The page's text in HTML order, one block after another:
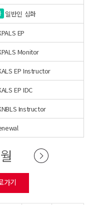
일반인 심화
EP
Monitor
EP Instructor
EP IDC
Instructor
월
가기